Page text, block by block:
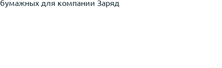
бумажных для компании Заряд